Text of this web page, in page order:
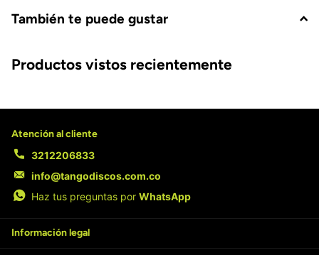
También te puede gustar
Productos vistos recientemente
Atención al cliente
3212206833
info@tangodiscos.com.co
Haz tus preguntas por WhatsApp
Información legal